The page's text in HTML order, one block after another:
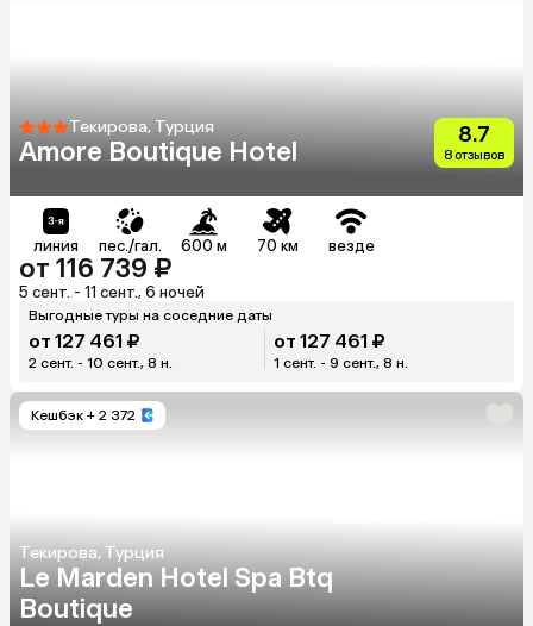
Текирова, Турция
Amore Boutique Hotel
8.7
8 отзывов
линия пес./гал. 600 м 70 км везде
от 116 739 ₽
5 сент. - 11 сент., 6 ночей
Выгодные туры на соседние даты
от 127 461 ₽
2 сент. - 10 сент., 8 н.
от 127 461 ₽
1 сент. - 9 сент., 8 н.
Кешбэк + 2 372
Текирова, Турция
Le Marden Hotel Spa Btq
Boutique